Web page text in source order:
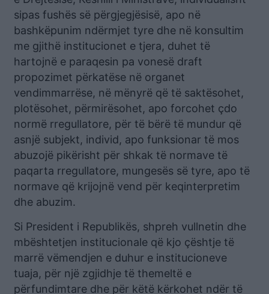
sipas fushës së përgjegjësisë, apo në
bashkëpunim ndërmjet tyre dhe në konsultim
me gjithë institucionet e tjera, duhet të
hartojnë e paraqesin pa vonesë draft
propozimet përkatëse në organet
vendimmarrëse, në mënyrë që të saktësohet,
plotësohet, përmirësohet, apo forcohet çdo
normë rregullatore, për të bërë të mundur që
asnjë subjekt, individ, apo funksionar të mos
abuzojë pikërisht për shkak të normave të
paqarta rregullatore, mungesës së tyre, apo të
normave që krijojnë vend për keqinterpretim
dhe abuzim.
Si President i Republikës, shpreh vullnetin dhe
mbështetjen institucionale që kjo çështje të
marrë vëmendjen e duhur e institucioneve
tuaja, për një zgjidhje të themeltë e
përfundimtare dhe për këtë kërkohet ndër të